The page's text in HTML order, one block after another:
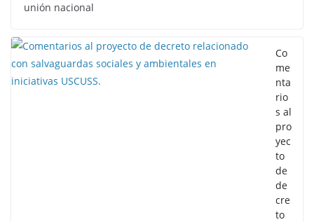
unión nacional
Co
me
nta
rio
s al
pro
yec
to
de
de
cre
to